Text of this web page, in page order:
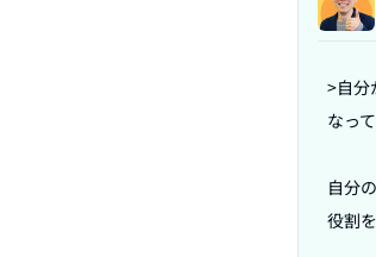
>自分
なっ
自分
役割